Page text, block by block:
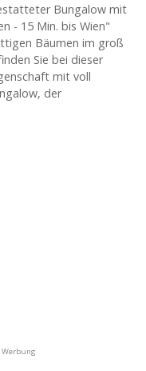
Bungalow mit
- 15 Min. bis Wien"
Bäumen im groß
Sie bei dieser
mit voll
der